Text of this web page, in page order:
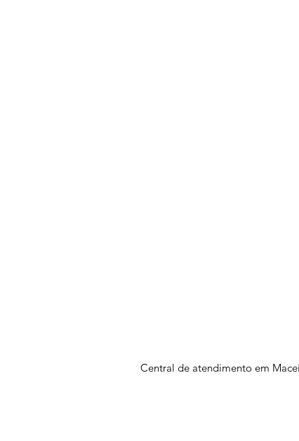
Central de atendimento em